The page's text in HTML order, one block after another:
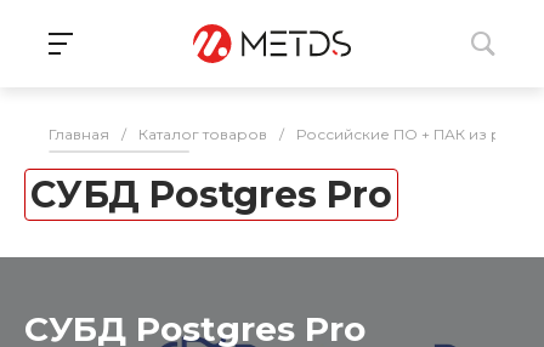
Главная / Каталог товаров / Российские ПО + ПАК из
СУБД Postgres Pro
СУБД Postgres Pro